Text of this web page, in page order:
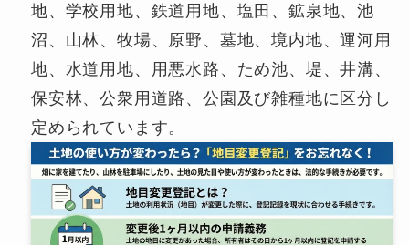
地、学校用地、鉄道用地、塩田、鉱泉地、池
沼、山林、牧場、原野、墓地、境内地、運河用
地、水道用地、用悪水路、ため池、堤、井溝、
保安林、公衆用道路、公園及び雑種地に区分し
定められています。